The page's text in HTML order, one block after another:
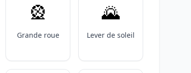
🎡
Grande roue
🌄
Lever de soleil